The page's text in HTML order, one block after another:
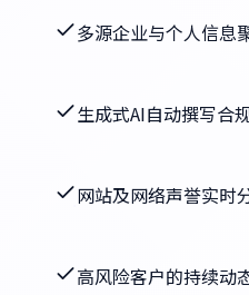
多源企业与个人信息
生成式AI自动撰写合
网站及网络声誉实时
高风险客户的持续动